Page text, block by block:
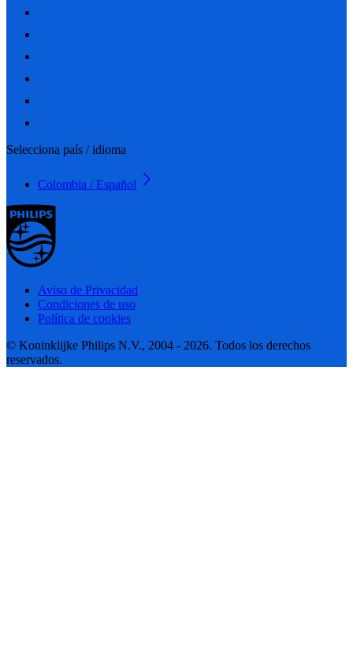
Selecciona país / idioma
Colombia / Español
Aviso de Privacidad
Condiciones de uso
Política de cookies
© Koninklijke Philips N.V., 2004 - 2026. Todos los derechos
reservados.